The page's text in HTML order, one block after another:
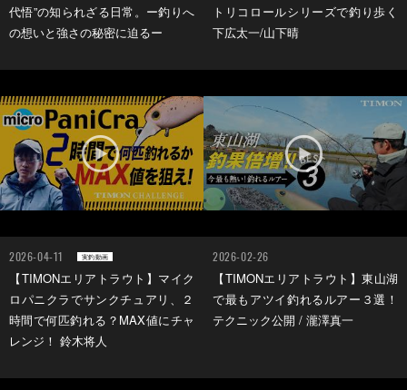
代悟”の知られざる日常。ー釣りへ
の想いと強さの秘密に迫るー
トリコロールシリーズで釣り歩く
下広太一/山下晴
2026-04-11 実釣動画
【TIMONエリアトラウト】マイク
ロパニクラでサンクチュアリ、２
時間で何匹釣れる？MAX値にチャ
レンジ！ 鈴木将人
2026-02-26
【TIMONエリアトラウト】東山湖
で最もアツイ釣れるルアー３選！
テクニック公開 / 瀧澤真一